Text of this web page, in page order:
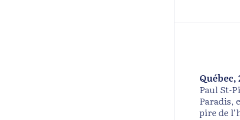
Québec,
Paul St-
Paradis,
pire de